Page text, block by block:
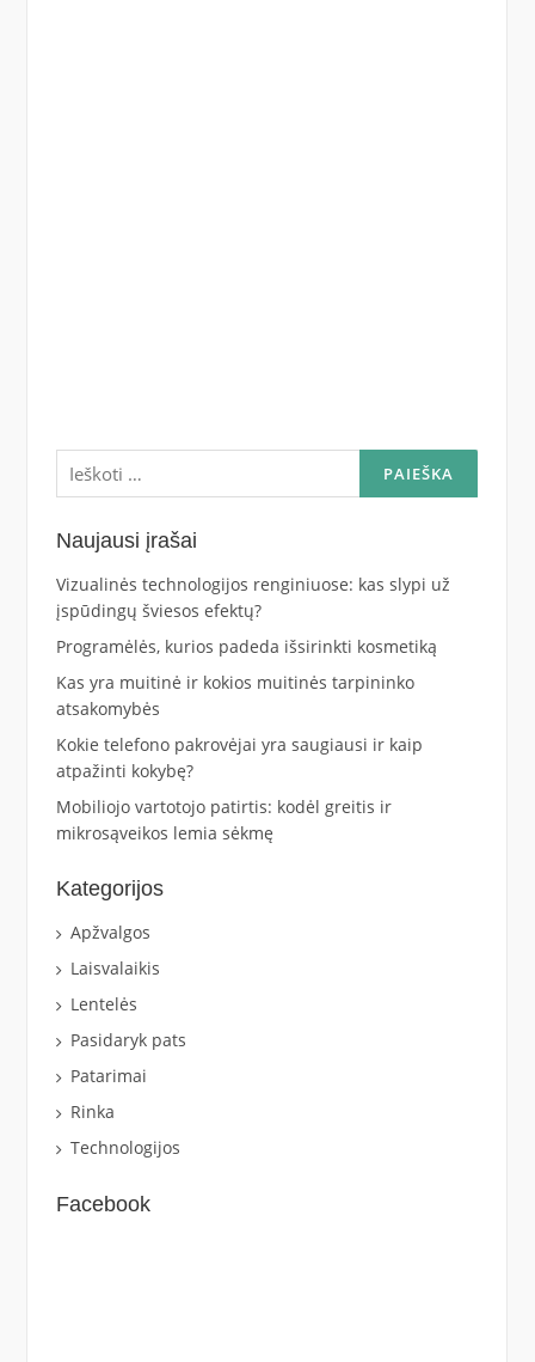
Ieškoti:
Naujausi įrašai
Vizualinės technologijos renginiuose: kas slypi už
įspūdingų šviesos efektų?
Programėlės, kurios padeda išsirinkti kosmetiką
Kas yra muitinė ir kokios muitinės tarpininko
atsakomybės
Kokie telefono pakrovėjai yra saugiausi ir kaip
atpažinti kokybę?
Mobiliojo vartotojo patirtis: kodėl greitis ir
mikrosąveikos lemia sėkmę
Kategorijos
Apžvalgos
Laisvalaikis
Lentelės
Pasidaryk pats
Patarimai
Rinka
Technologijos
Facebook